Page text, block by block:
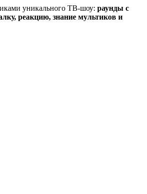
уникального ТВ-шоу: раунды с
реакцию, знание мультиков и